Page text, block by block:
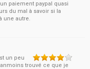
paiement paypal quasi
du mal à savoir si la
une autre.
un peu
trouvé ce que je